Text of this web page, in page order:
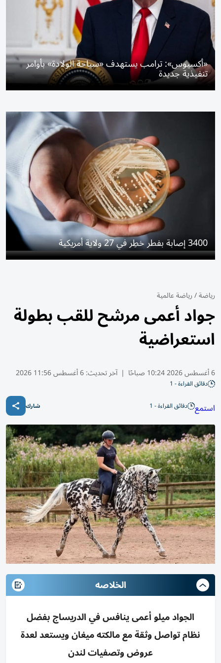
«أكسيوس»: ترامب يستهدف «سياحة الولادة» بأوامر
تنفيذية جديدة
3400 إصابة بفطر خطِر في 27 ولاية أمريكية
رياضة/رياضة عالمية
جواد أعمى مرشح للقب بطولة
استعراضية
6 أغسطس 2026 10:24 صباحًا | آخر تحديث:6 أغسطس 11:56 2026
دقائق القراءة - 1
استمع دقائق القراءة - 1 شارك
الخلاصه
الجواد ميلو أعمى ينافس في الدريساج بفضل
نظام تواصل وثقة مع مالكته ميغان ويستعد لعدة
عروض وتصفيات لندن